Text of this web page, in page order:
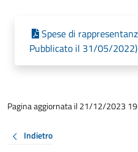
Spese di
Pubblicato il 31/05/2022)
Pagina aggiornata il 21/12/2023
Indietro